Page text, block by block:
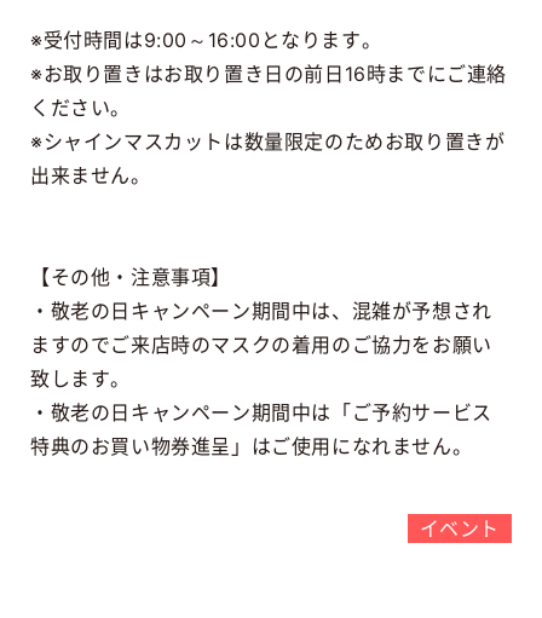
※受付時間は9:00～16:00となります。
※お取り置きはお取り置き日の前日16時までにご連絡
ください。
※シャインマスカットは数量限定のためお取り置きが
出来ません。
【その他・注意事項】
・敬老の日キャンペーン期間中は、混雑が予想され
ますのでご来店時のマスクの着用のご協力をお願い
致します。
・敬老の日キャンペーン期間中は「ご予約サービス
特典のお買い物券進呈」はご使用になれません。
イベント